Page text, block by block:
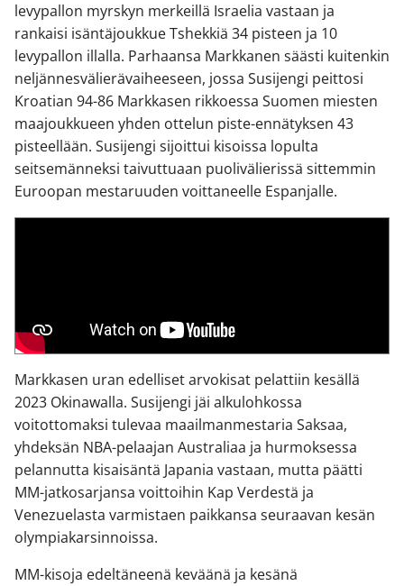
levypallon myrskyn merkeillä Israelia vastaan ja
rankaisi isäntäjoukkue Tshekkiä 34 pisteen ja 10
levypallon illalla. Parhaansa Markkanen säästi kuitenkin
neljännesvälierävaiheeseen, jossa Susijengi peittosi
Kroatian 94-86 Markkasen rikkoessa Suomen miesten
maajoukkueen yhden ottelun piste-ennätyksen 43
pisteellään. Susijengi sijoittui kisoissa lopulta
seitsemänneksi taivuttuaan puolivälierissä sittemmin
Euroopan mestaruuden voittaneelle Espanjalle.
Markkasen uran edelliset arvokisat pelattiin kesällä
2023 Okinawalla. Susijengi jäi alkulohkossa
voitottomaksi tulevaa maailmanmestaria Saksaa,
yhdeksän NBA-pelaajan Australiaa ja hurmoksessa
pelannutta kisaisäntä Japania vastaan, mutta päätti
MM-jatkosarjansa voittoihin Kap Verdestä ja
Venezuelasta varmistaen paikkansa seuraavan kesän
olympiakarsinnoissa.
MM-kisoja edeltäneenä keväänä ja kesänä